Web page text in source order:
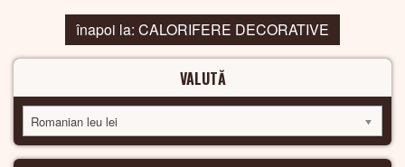
înapoi la: CALORIFERE DECORATIVE
VALUTĂ
Romanian leu lei